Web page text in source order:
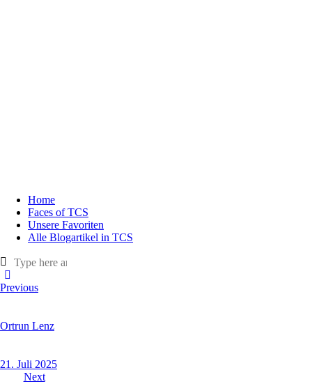
Home
Faces of TCS
Unsere Favoriten
Alle Blogartikel in TCS
Previous
Ortrun Lenz
21. Juli 2025
Next